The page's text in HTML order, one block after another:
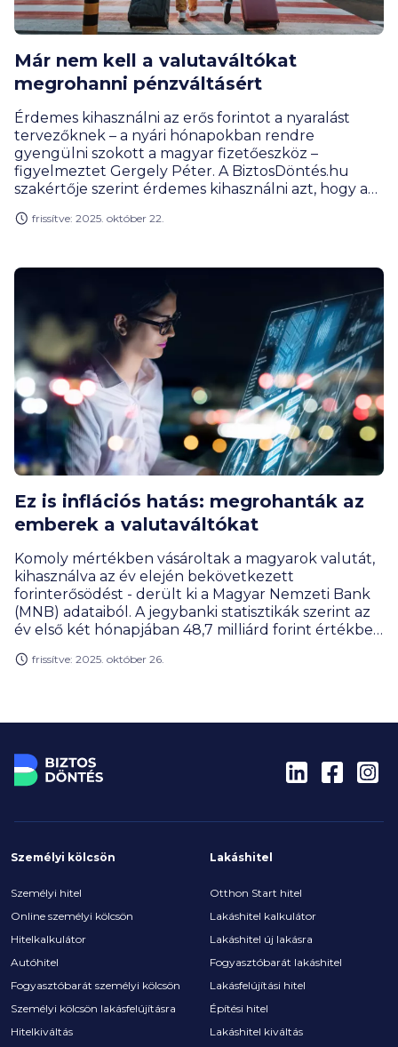
Már nem kell a valutaváltókat
megrohanni pénzváltásért
Érdemes kihasználni az erős forintot a nyaralást
tervezőknek – a nyári hónapokban rendre
gyengülni szokott a magyar fizetőeszköz –
figyelmeztet Gergely Péter. A BiztosDöntés.hu
szakértője szerint érdemes kihasználni azt, hogy a
kedvezményes díj mellett váltanak forintot.
frissítve: 2025. október 22.
Ez is inflációs hatás: megrohanták az
emberek a valutaváltókat
Komoly mértékben vásároltak a magyarok valutát,
kihasználva az év elején bekövetkezett
forinterősödést - derült ki a Magyar Nemzeti Bank
(MNB) adataiból. A jegybanki statisztikák szerint az
év első két hónapjában 48,7 milliárd forint értékben
értékben pedig dollárt az emberek.
frissítve: 2025. október 26.
Személyi kölcsön
Személyi hitel
Online személyi kölcsön
Hitelkalkulátor
Autóhitel
Fogyasztóbarát személyi kölcsön
Személyi kölcsön lakásfelújításra
Hitelkiváltás
Lakáshitel
Otthon Start hitel
Lakáshitel kalkulátor
Lakáshitel új lakásra
Fogyasztóbarát lakáshitel
Lakásfelújítási hitel
Építési hitel
Lakáshitel kiváltás